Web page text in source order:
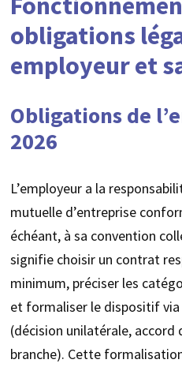
obligations
employeur et
Obligations de
2026
L’employeur a la
mutuelle d’entreprise
échéant, à sa convention
signifie choisir un contrat
minimum, préciser les
et formaliser le dispositif
(décision unilatérale, accord
branche). Cette